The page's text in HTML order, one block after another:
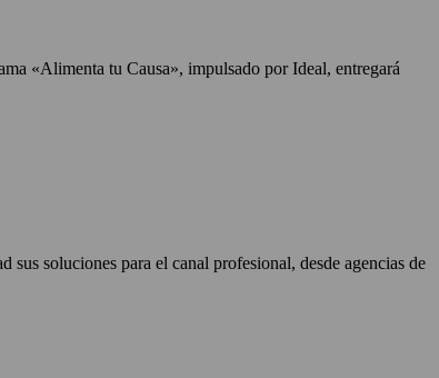
«Alimenta tu Causa», impulsado por Ideal, entregará
soluciones para el canal profesional, desde agencias de